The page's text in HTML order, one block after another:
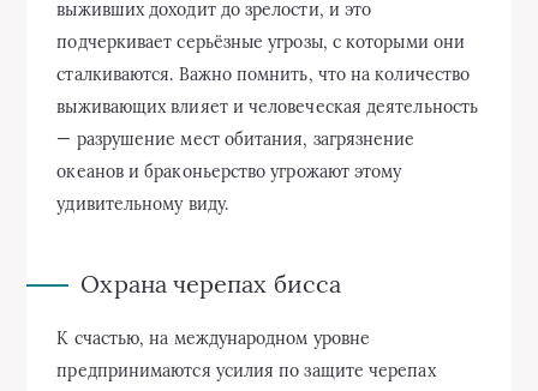
выживших доходит до зрелости, и это
подчеркивает серьёзные угрозы, с которыми они
сталкиваются. Важно помнить, что на количество
выживающих влияет и человеческая деятельность
— разрушение мест обитания, загрязнение
океанов и браконьерство угрожают этому
удивительному виду.
Охрана черепах бисса
К счастью, на международном уровне
предпринимаются усилия по защите черепах